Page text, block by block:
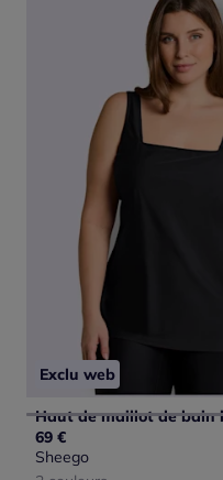
Exclu web
69 €
Sheego